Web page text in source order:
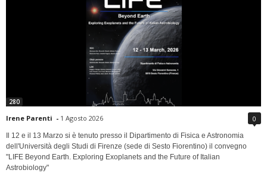
280
Irene Parenti - 1 Agosto 2026 0
Il 12 e il 13 Marzo si è tenuto presso il Dipartimento di Fisica e Astronomia
dell'Università degli Studi di Firenze (sede di Sesto Fiorentino) il convegno
"LIFE Beyond Earth. Exploring Exoplanets and the Future of Italian
Astrobiology"